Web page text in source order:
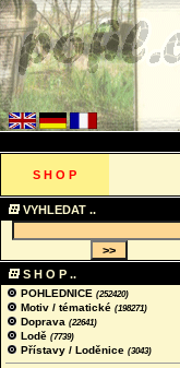
S H O P
VYHLEDAT ..
S H O P ..
POHLEDNICE (252420)
Motiv / tématické (198271)
Doprava (22641)
Lodě (7739)
Přístavy / Loděnice (3043)